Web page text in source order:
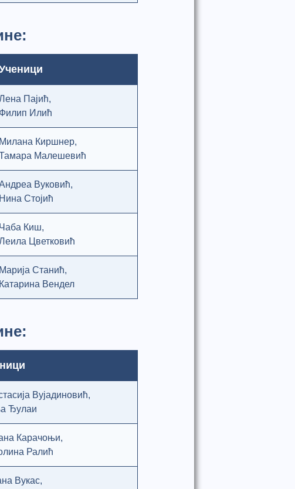
Пајић,
Филип Илић
Милана Киршнер,
Малешевић
Вуковић,
Нина Стојић
Чаба Киш,
Цветковић
Марија Станић,
Катарина Вендел
Вујадиновић,
Ђулаи
Карачоњи,
Ралић
Вукас,